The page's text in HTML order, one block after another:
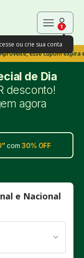
1
ou crie sua conta
esse cupom expira em
de Dia
desconto!
agora
" com30% OFF
e Nacional